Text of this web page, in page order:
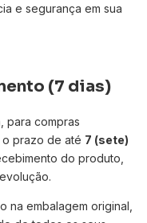
e segurança em sua
(7 dias)
para compras
prazo de até 7 (sete)
do produto,
na embalagem original,